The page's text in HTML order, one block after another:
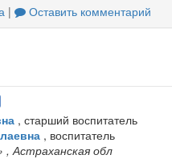
| Оставить комментарий
, старший воспитатель
, воспитатель
, Астраханская обл